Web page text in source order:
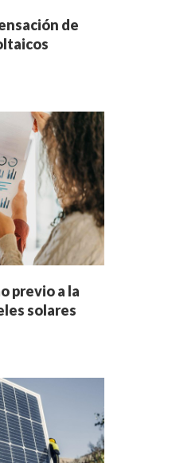
de
previo a la
solares